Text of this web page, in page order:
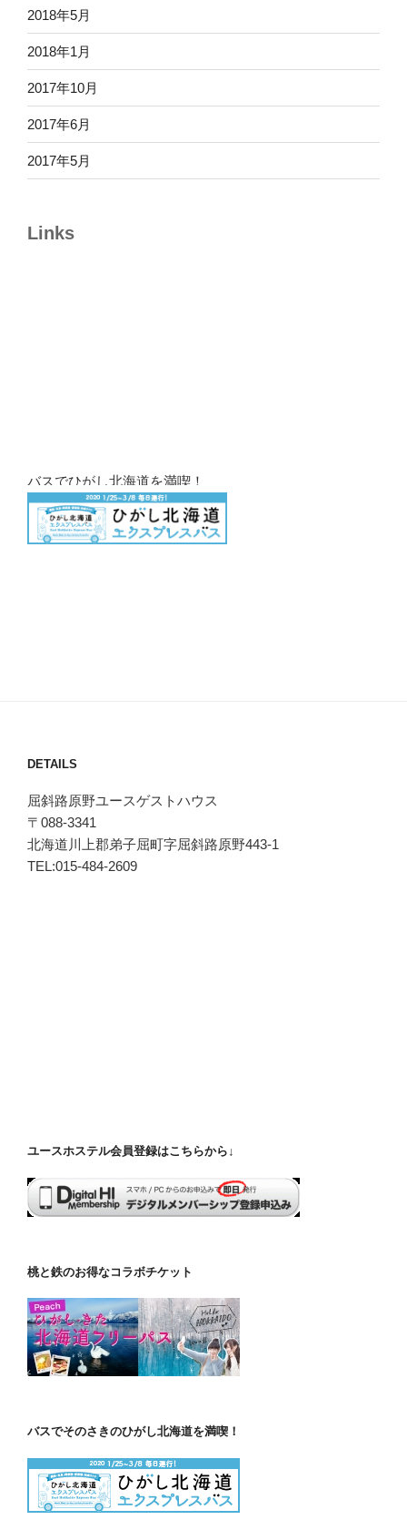
2018年5月
2018年1月
2017年10月
2017年6月
2017年5月
Links
バスでひがし北海道を満喫！
DETAILS
屈斜路原野ユースゲストハウス
〒088-3341
北海道川上郡弟子屈町字屈斜路原野443-1
TEL:015-484-2609
ユースホステル会員登録はこちらから↓
桃と鉄のお得なコラボチケット
バスでそのさきのひがし北海道を満喫！